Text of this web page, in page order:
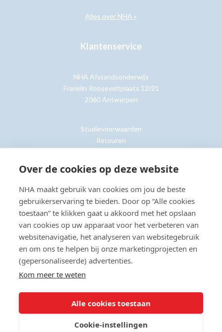
Over de cookies op deze website
NHA maakt gebruik van cookies om jou de beste
gebruikerservaring te bieden. Door op “Alle cookies
toestaan” te klikken gaat u akkoord met het opslaan
van cookies op uw apparaat voor het verbeteren van
websitenavigatie, het analyseren van websitegebruik
en om ons te helpen bij onze marketingprojecten en
(gepersonaliseerde) advertenties.
Kom meer te weten
Alle cookies toestaan
Cookie-instellingen
Alles over NHA »
Klantenservice
NHA Afstandsonderwijs
Franklin Rooseveltplaats 12/21
2060 Antwerpen
Studievoorwaarden
Retouren
Klantenservice »
© Copyright 2026 NHA Privacy- en cookieverklaring
Sitemap
Toegankelijkheidsverklaring
Beoordeling:8.8door2203